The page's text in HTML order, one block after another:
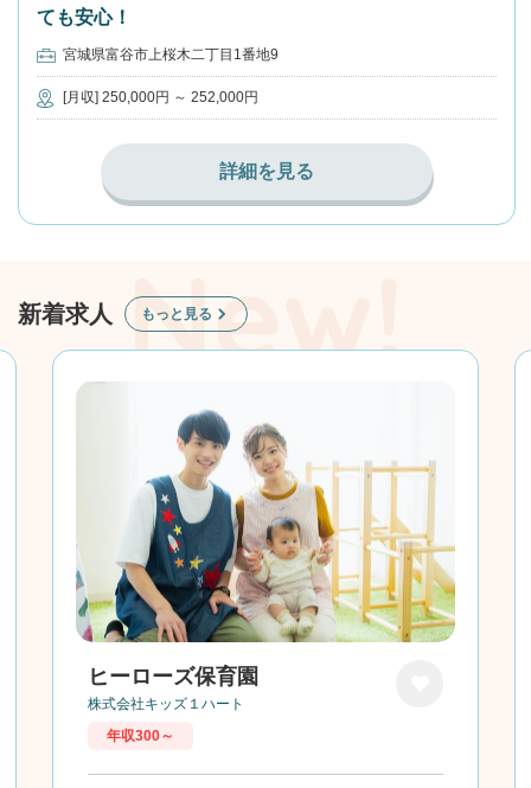
ても安心！
宮城県富谷市上桜木二丁目1番地9
[月収] 250,000円 ～ 252,000円
詳細を見る
新着求人 もっと見る
ヒーローズ保育園
株式会社キッズ１ハート
年収300～